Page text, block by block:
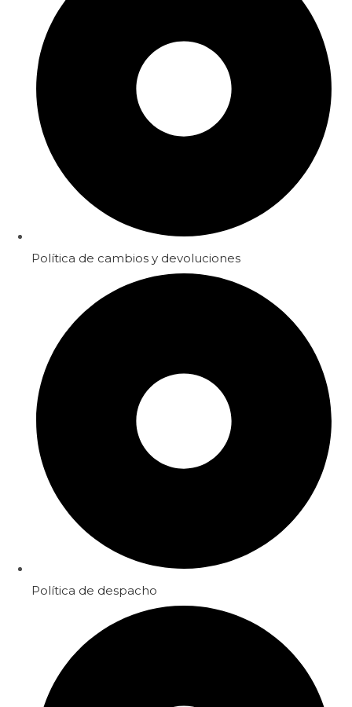
Política de cambios y devoluciones
Política de despacho